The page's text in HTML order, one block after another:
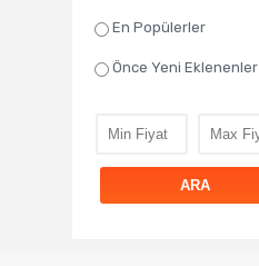
En Popülerler
Önce Yeni Eklenenler
ARA